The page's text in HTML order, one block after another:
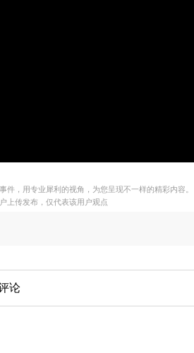
件，用专业犀利的视角，为您呈现不一样的精彩内容。
上传发布，仅代表该用户观点
论